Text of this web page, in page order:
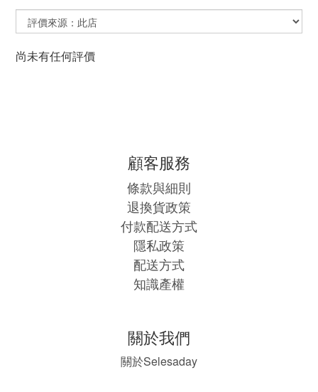
尚未有任何評價
顧客服務
條款與細則
退換貨政策
付款配送方式
隱私政策
配送方式
知識產權
關於我們
關於Selesaday